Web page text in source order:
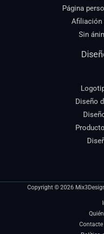
Página
Afiliación
Sin
Diseño
Copyright © 2026